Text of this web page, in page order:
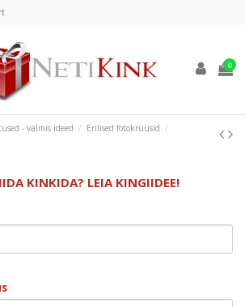
0
- valmis ideed
Erilised fotokruusid
KINKIDA? LEIA KINGIIDEE!